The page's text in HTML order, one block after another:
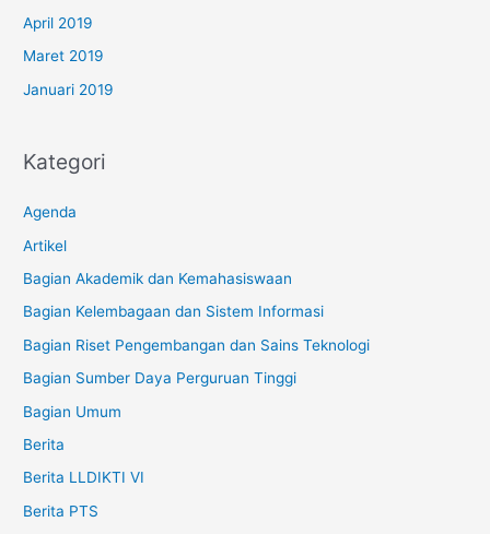
April 2019
Maret 2019
Januari 2019
Kategori
Agenda
Artikel
Bagian Akademik dan Kemahasiswaan
Bagian Kelembagaan dan Sistem Informasi
Bagian Riset Pengembangan dan Sains Teknologi
Bagian Sumber Daya Perguruan Tinggi
Bagian Umum
Berita
Berita LLDIKTI VI
Berita PTS